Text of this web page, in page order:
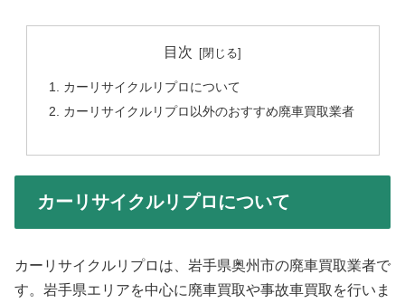
目次
カーリサイクルリプロについて
カーリサイクルリプロ以外のおすすめ廃車買取業者
カーリサイクルリプロについて
カーリサイクルリプロは、岩手県奥州市の廃車買取業者で
す。岩手県エリアを中心に廃車買取や事故車買取を行いま